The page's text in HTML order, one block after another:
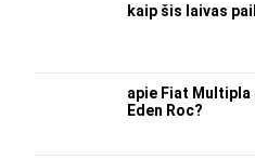
kaip šis laivas
apie Fiat
Eden Roc?